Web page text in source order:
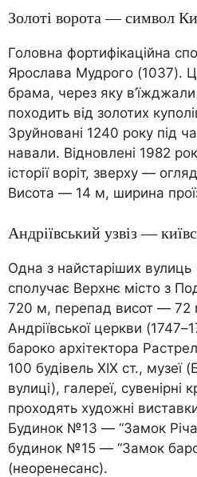
Золоті ворота — символ
Головна фортифікаційна
Ярослава Мудрого (1037).
брама, через яку
походить від золотих
Зруйновані 1240 року під
навали. Відновлені 1982
історії воріт, зверху —
Висота — 14 м, ширина
Андріївський узвіз —
Одна з найстаріших вулиць
сполучає Верхнє місто з
720 м, перепад висот — 72
Андріївської церкви
бароко архітектора
100 будівель XIX ст., музеї
вулиці), галереї, сувенірні
проходять художні
Будинок №13 — “Замок
будинок №15 — “Замок
(неоренесанс).